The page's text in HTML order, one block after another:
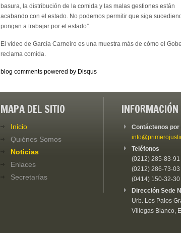
basura, la distribución de la comida y las malas gestiones están
acabando con el estado. No podemos permitir que siga
pongan a trabajar por el estado”.
El vídeo de García Carneiro es una muestra más de cómo el
reclama comida.
blog comments powered by Disqus
MAPA DEL SITIO
Inicio
Quiénes Somos
Noticias
Enlaces
Secretarías
Contáctenos por
Teléfonos
(0212) 285-83-
(0212) 286-73-03
(0414) 150-32-30
Dirección Sede
Urb. Los Palos
Villegas Blanco,